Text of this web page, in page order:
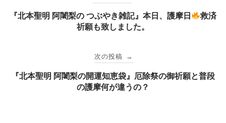
稿
ビ
『北本聖明 阿闍梨の つぶやき雑記』本日、護摩日
救済
祈願も致しました。
次の投稿 →
『北本聖明 阿闍梨の開運知恵袋』厄除祭の御祈願と普段
の護摩何が違うの？